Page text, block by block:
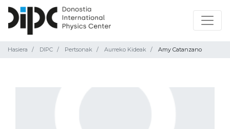
Hasiera DIPC Pertsonak Aurreko Kideak Amy Catanzano